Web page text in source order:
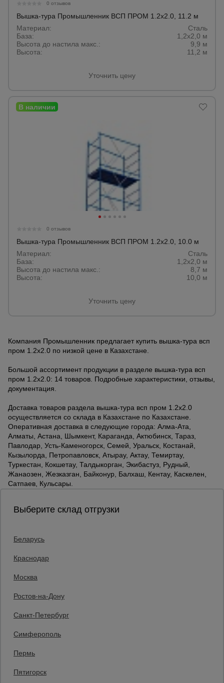
0 отзывов
Вышка-тура Промышленник ВСП ПРОМ 1.2х2.0, 11.2 м
Материал:
Сталь
База:
1,2х2,0 м
Высота до настила макс.:
9,9 м
Высота:
11,2 м
Уточнить цену
0 отзывов
Вышка-тура Промышленник ВСП ПРОМ 1.2х2.0, 10.0 м
Материал:
Сталь
База:
1,2х2,0 м
Высота до настила макс.:
8,7 м
Высота:
10,0 м
Уточнить цену
Компания Промышленник предлагает купить вышка-тура всп
пром 1.2х2.0 по низкой цене в Казахстане.
Большой ассортимент продукции в разделе вышка-тура всп
пром 1.2х2.0: 14 товаров. Подробные характеристики, отзывы,
документация.
Доставка товаров раздела вышка-тура всп пром 1.2х2.0
осуществляется со склада в Казахстане по Казахстане.
Оперативная доставка в следующие города: Алма-Ата,
Алматы, Астана, Шымкент, Караганда, Актюбинск, Тараз,
Павлодар, Усть-Каменогорск, Семей, Уральск, Костанай,
Кызылорда, Петропавловск, Атырау, Актау, Темиртау,
Туркестан, Кокшетау, Талдыкорган, Экибастуз, Рудный,
Жанаозен, Жезказган, Байконур, Балхаш, Кентау, Каскелен,
Сатпаев, Кульсары.
Выберите склад отгрузки
Беларусь
Краснодар
Москва
Ростов-на-Дону
Санкт-Петербург
Симферополь
Пермь
Пятигорск
О компании
Франшиза
Контакты
Защитные конструкции
Заказать звонок
бесплатно по России